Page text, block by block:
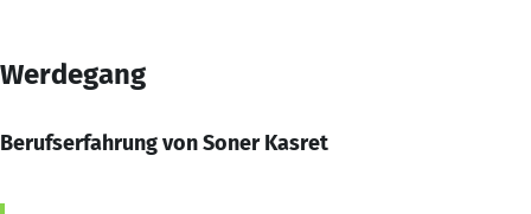
Werdegang
Berufserfahrung von Soner Kasret